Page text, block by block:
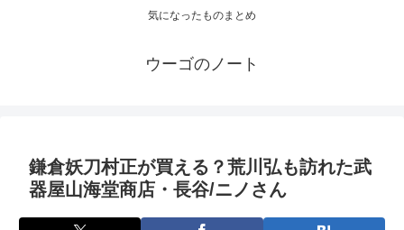
気になったものまとめ
ウーゴのノート
鎌倉妖刀村正が買える？荒川弘も訪れた武
器屋山海堂商店・長谷/ニノさん